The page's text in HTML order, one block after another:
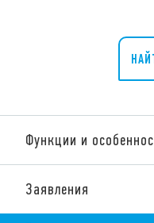
Функции и
шаговых реле,
Заявления